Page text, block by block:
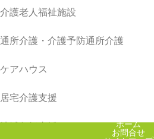
ホーム
お問合せ
介護老人福祉施設
通所介護・介護予防通所介護
ケアハウス
居宅介護支援
地域包括支援センター